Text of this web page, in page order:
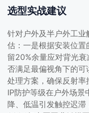
选型实战建议
针对户外及半户外工
估：一是根据安装位
留20%余量应对背光
否满足最偏视角下的
处理方案，确保反射
IP防护等级在户外场
降、低温引发触控迟滞